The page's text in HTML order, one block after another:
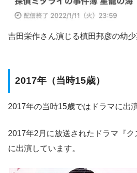
吉田栄作さん演じる槙田邦彦の幼少
2017年（当時15歳）
2017年の当時15歳ではドラマに出
2017年2月に放送されたドラマ『
に出演しています。